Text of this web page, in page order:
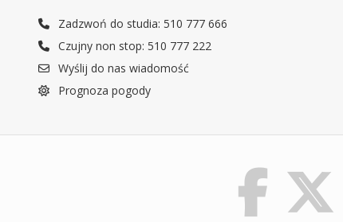
Zadzwoń do studia: 510 777 666
Czujny non stop: 510 777 222
Wyślij do nas wiadomość
Prognoza pogody